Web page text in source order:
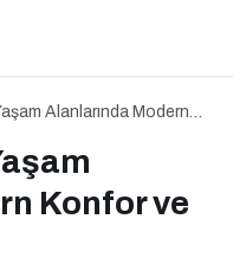
Alanlarında Modern
Konfor ve